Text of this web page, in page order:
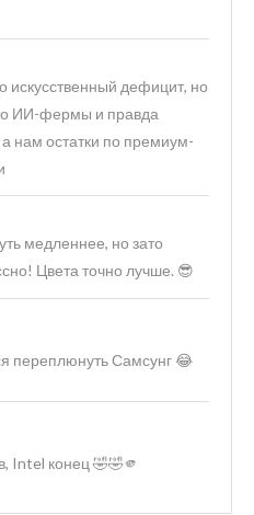
искусственный дефицит, но
ИИ-фермы и правда
а нам остатки по премиум-
медленнее, но зато
Цвета точно лучше. 😎
переплюнуть Самсунг 😂
Intel конец 🤣🤣🫵